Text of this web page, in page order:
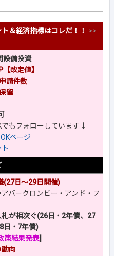
＆経済指標はコレだ！！ >>
設備投資
改定値】
請件数
留
でもフォローしています↓
ページ
(27日～29日開催)
バークロンビー・アンド・フ
が相次ぐ(26日・2年債、 27
日・7年債)
策結果発表]
向